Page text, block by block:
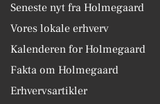
Seneste nyt fra Holmegaard
Vores lokale erhverv
Kalenderen for Holmegaard
Fakta om Holmegaard
Erhvervsartikler